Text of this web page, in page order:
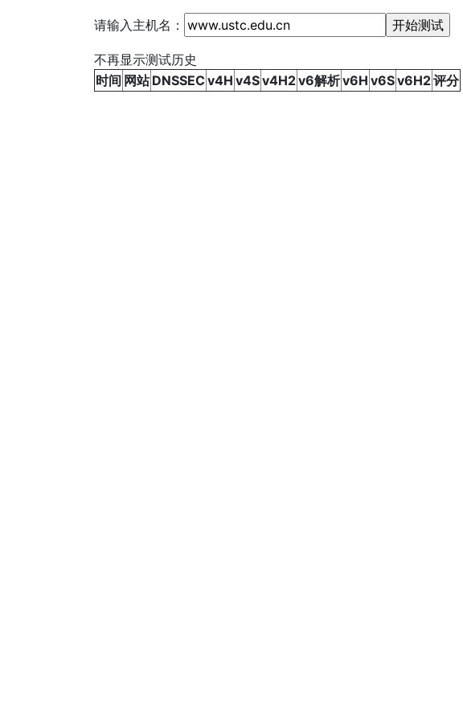
请输入主机名：
不再显示测试历史
时间 网站 DNSSECv4H v4Sv4H2v6解析v6H v6Sv6H2评分